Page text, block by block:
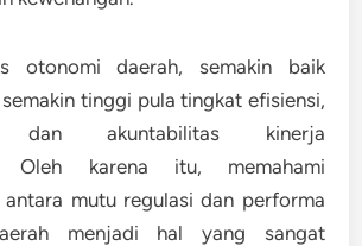
otonomi daerah, semakin baik
tinggi pula tingkat efisiensi,
dan akuntabilitas kinerja
Oleh karena itu, memahami
mutu regulasi dan performa
menjadi hal yang sangat